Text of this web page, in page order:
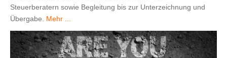
Steuerberatern sowie Begleitung bis zur Unterzeichnung und
Übergabe. Mehr ...